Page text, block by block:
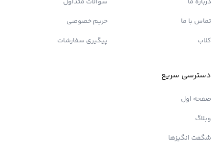
تماس با ما
کلاب
حریم خصوصی
پیگیری سفارشات
دسترسی سریع
صفحه اول
وبلاگ
شگفت انگیزها